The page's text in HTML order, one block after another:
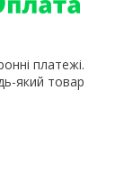
платежі.
який товар